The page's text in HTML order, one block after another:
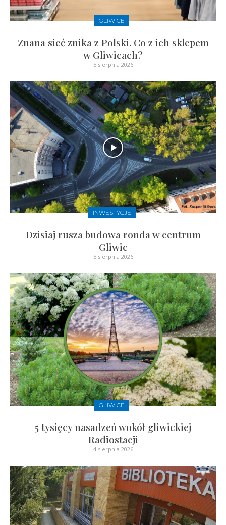
GLIWICE
Znana sieć znika z Polski. Co z ich sklepem
w Gliwicach?
5 sierpnia 2026
INWESTYCJE
Dzisiaj rusza budowa ronda w centrum
Gliwic
5 sierpnia 2026
GLIWICE
5 tysięcy nasadzeń wokół gliwickiej
Radiostacji
4 sierpnia 2026